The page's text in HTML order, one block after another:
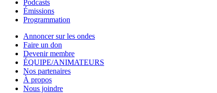
Podcasts
Émissions
Programmation
Annoncer sur les ondes
Faire un don
Devenir membre
ÉQUIPE/ANIMATEURS
Nos partenaires
À propos
Nous joindre